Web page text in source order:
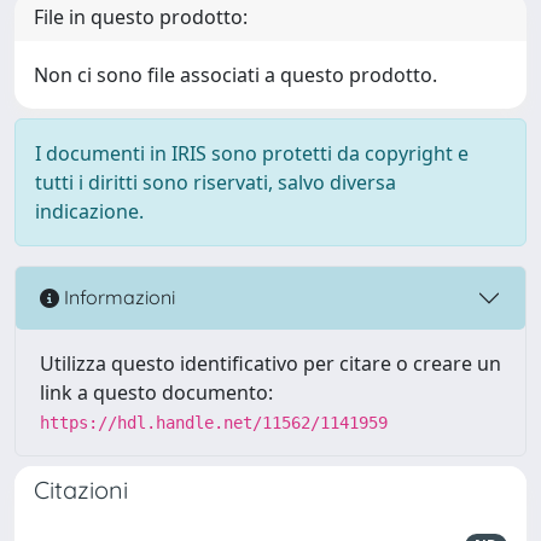
File in questo prodotto:
Non ci sono file associati a questo prodotto.
I documenti in IRIS sono protetti da copyright e
tutti i diritti sono riservati, salvo diversa
indicazione.
Informazioni
Utilizza questo identificativo per citare o creare un
link a questo documento:
https://hdl.handle.net/11562/1141959
Citazioni